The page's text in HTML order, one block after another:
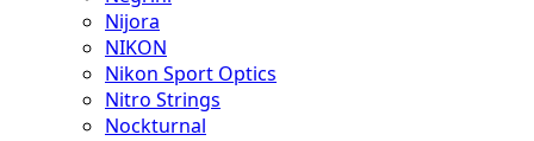
Nijora
NIKON
Nikon Sport Optics
Nitro Strings
Nockturnal